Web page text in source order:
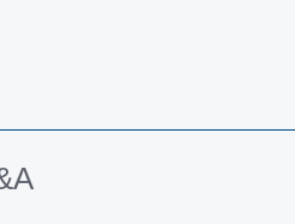
品いたしました。